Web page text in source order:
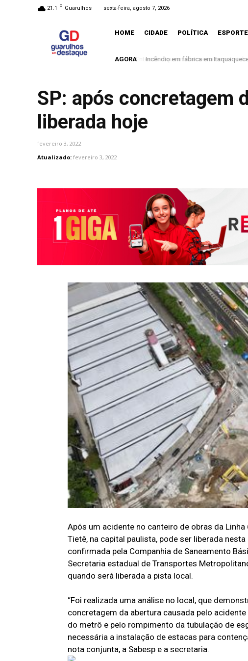
21.1 C Guarulhos sexta-feira, agosto 7, 2026
HOME CIDADE POLÍTICA ESPORTE
AGORA Incêndio em fábrica em
SP: após concretagem
liberada hoje
fevereiro 3, 2022
Atualizado: fevereiro 3, 2022
Após um acidente no canteiro de obras da
Tietê, na capital paulista, pode ser liberada
confirmada pela Companhia de Saneamento
Secretaria estadual de Transportes
quando será liberada a pista local.
“Foi realizada uma análise no local, que
concretagem da abertura causada pelo
do metrô e pelo rompimento da tubulação de
necessária a instalação de estacas para
nota conjunta, a Sabesp e a secretaria.